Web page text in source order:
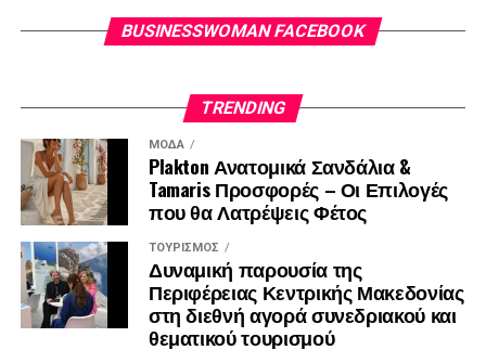
BUSINESSWOMAN FACEBOOK
TRENDING
ΜΌΔΑ
Plakton Ανατομικά Σανδάλια &
Tamaris Προσφορές – Οι Επιλογές
που θα Λατρέψεις Φέτος
ΤΟΥΡΙΣΜΌΣ
Δυναμική παρουσία της
Περιφέρειας Κεντρικής Μακεδονίας
στη διεθνή αγορά συνεδριακού και
θεματικού τουρισμού